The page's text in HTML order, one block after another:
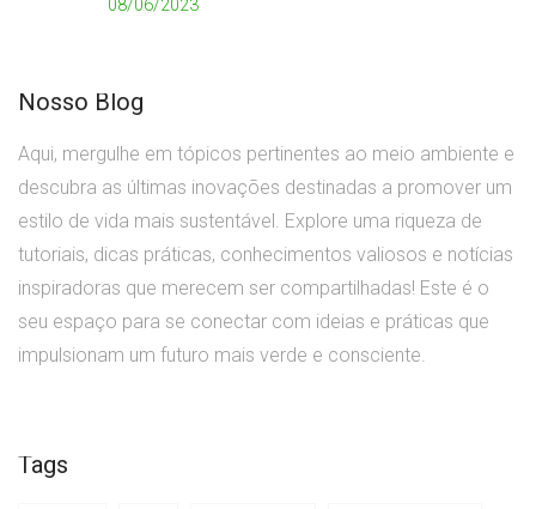
08/06/2023
Nosso Blog
Aqui, mergulhe em tópicos pertinentes ao meio ambiente e
descubra as últimas inovações destinadas a promover um
estilo de vida mais sustentável. Explore uma riqueza de
tutoriais, dicas práticas, conhecimentos valiosos e notícias
inspiradoras que merecem ser compartilhadas! Este é o
seu espaço para se conectar com ideias e práticas que
impulsionam um futuro mais verde e consciente.
Tags